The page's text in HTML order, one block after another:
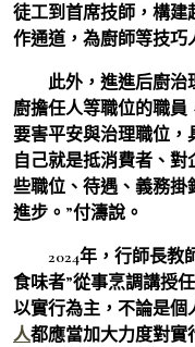
徒工到首席技師，構建
作通道，為廚師等技巧
此外，進進后廚治
廚擔任人等職位的職員
要害平安與治理職位，
自己就是抵消費者、
些職位、待遇、義務掛
進步。”付濤說。
2024年，行師長教
食味者”從事烹調講授
以實行為主，不論是個
人都應當加大力度對實